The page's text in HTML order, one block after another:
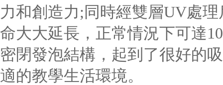
力和創造力;同時經雙層UV處
命大大延長，正常情況下可達
密閉發泡結構，起到了很好的
適的教學生活環境。